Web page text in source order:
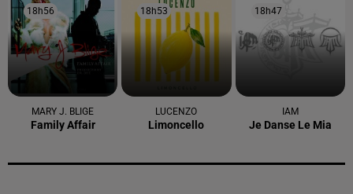
18h56
18h56
MARY J. BLIGE
Family Affair
18h53
18h53
LUCENZO
Limoncello
18h47
18h47
IAM
Je Danse Le Mia